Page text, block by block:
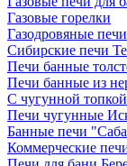
Газовые горелки
Газодровяные
Сибирские печи
Печи банные
Печи банные из
С чугунной топкой
Печи чугунные
Банные печи
Коммерческие